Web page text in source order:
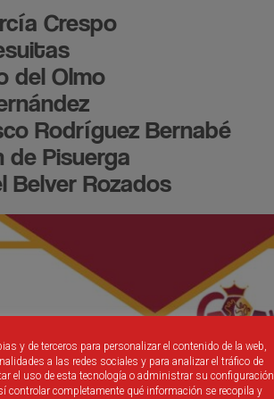
Crespo
del Olmo
Rodríguez Bernabé
de Pisuerga
Belver Rozados
y de terceros para personalizar el contenido de la web,
a las redes sociales y para analizar el tráfico de
el uso de esta tecnología o administrar su configuración
controlar completamente qué información se recopila y